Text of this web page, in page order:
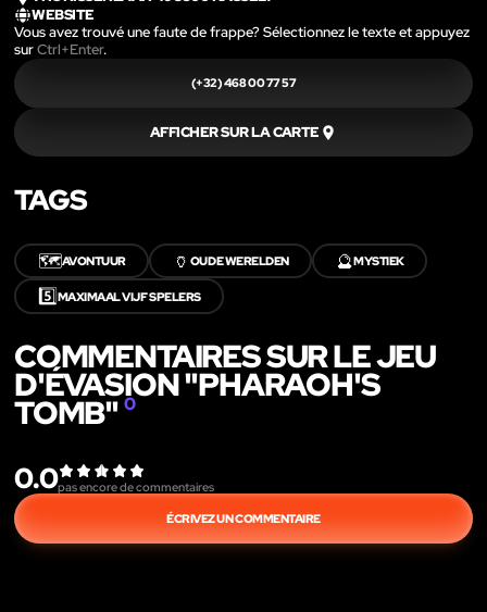
WEBSITE
Vous avez trouvé une faute de frappe? Sélectionnez le texte et appuyez
surCtrl+Enter.
(+32) 468 00 77 57‬
AFFICHER SUR LA CARTE
TAGS
🗺️AVONTUUR 🏺 OUDE WERELDEN 🔮MYSTIEK
5️⃣MAXIMAAL VIJF SPELERS
COMMENTAIRES SUR LE JEU
D'ÉVASION "PHARAOH'S
TOMB" 0
0.0pas encore de commentaires
ÉCRIVEZ UN COMMENTAIRE